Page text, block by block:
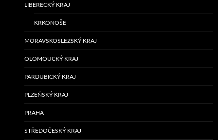
LIBERECKÝ KRAJ
KRKONOŠE
MORAVSKOSLEZSKÝ KRAJ
OLOMOUCKÝ KRAJ
PARDUBICKÝ KRAJ
PLZEŇSKÝ KRAJ
PRAHA
STŘEDOČESKÝ KRAJ